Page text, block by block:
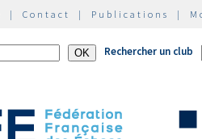
| Contact | Publications |
Rechercher un club